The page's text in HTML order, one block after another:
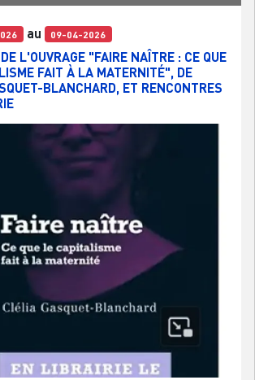
au 09-04-2026
L'OUVRAGE "FAIRE NAÎTRE : CE QUE
FAIT À LA MATERNITÉ", DE
BLANCHARD, ET RENCONTRES